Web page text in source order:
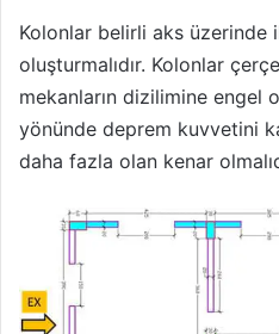
Kolonlar belirli aks üzerinde
oluşturmalıdır. Kolonlar
mekanların dizilimine engel
yönünde deprem kuvvetini
daha fazla olan kenar